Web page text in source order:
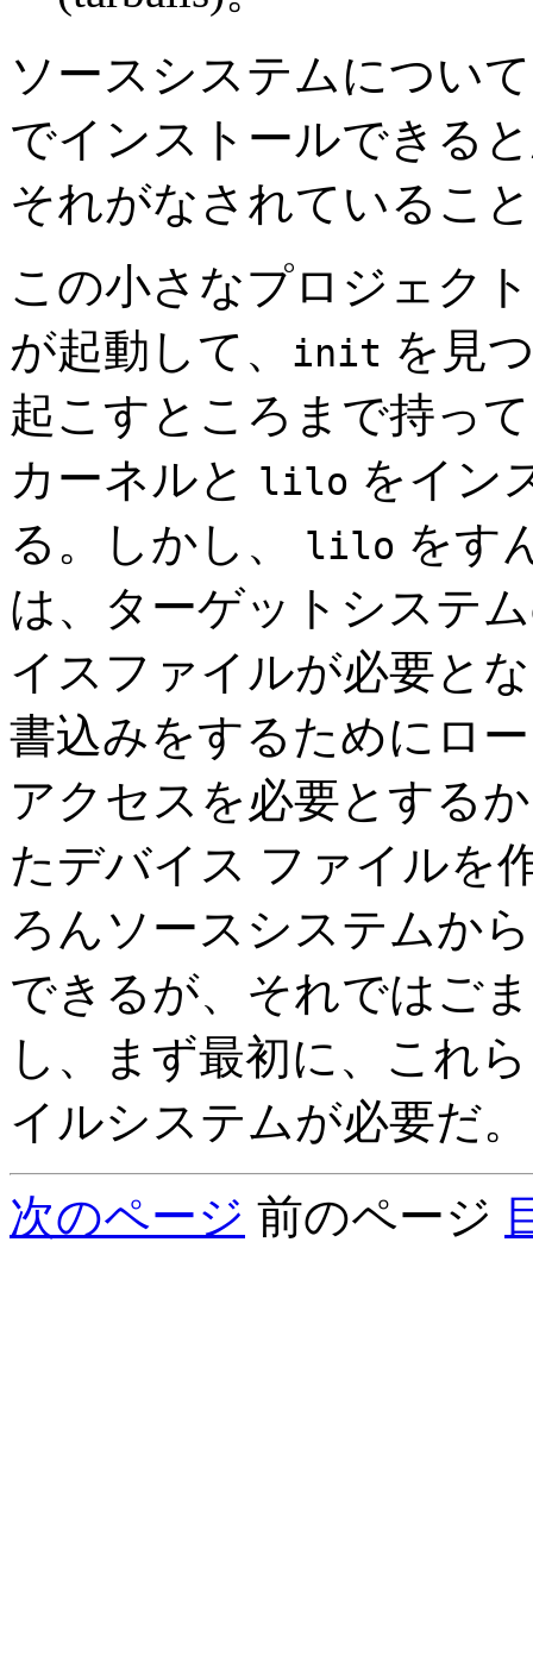
ソースシステムについ
でインストールできる
それがなされているこ
この小さなプロジェク
が起動して、
init を見
起こすところまで持っ
カーネルと lilo をイン
る。しかし、
lilo をす
は、ターゲットシステ
イスファイルが必要と
書込みをするためにロ
アクセスを必要とする
たデバイス ファイルを
ろんソースシステムか
できるが、それではご
し、まず最初に、これ
イルシステムが必要だ。
次のページ 前のページ